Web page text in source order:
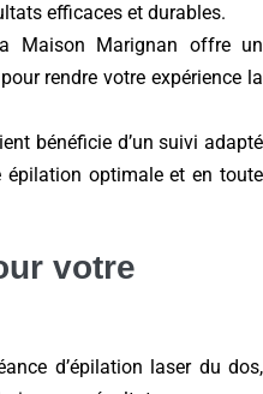
efficaces et durables.
Maison Marignan offre un
rendre votre expérience la
bénéficie d’un suivi adapté
optimale et en toute
votre
d’épilation laser du dos,